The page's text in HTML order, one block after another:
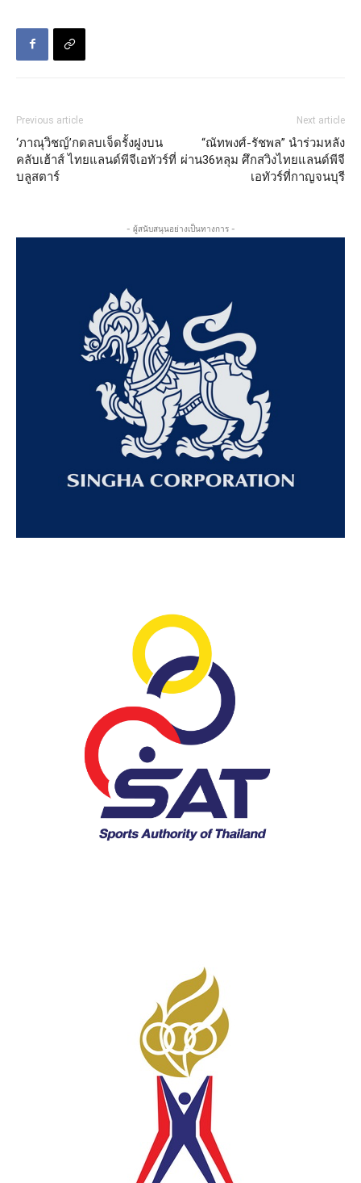
Previous article
‘ภาณุวิชญ์’กดลบเจ็ดรั้งฝูงบน
คลับเฮ้าส์ ไทยแลนด์พีจีเอทัวร์ที่
บลูสตาร์
Next article
“ณัทพงศ์-รัชพล” นำร่วมหลัง
ผ่าน36หลุม ศึกสวิงไทยแลนด์พีจี
เอทัวร์ที่กาญจนบุรี
- ผู้สนับสนุนอย่างเป็นทางการ -